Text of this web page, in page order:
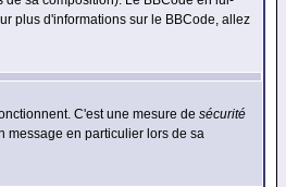
plus d'informations sur le BBCode, allez
C'est une mesure de sécurité
message en particulier lors de sa